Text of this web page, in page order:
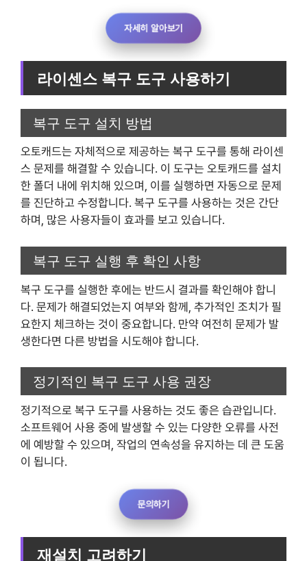
자세히 알아보기
라이센스 복구 도구 사용하기
복구 도구 설치 방법
오토캐드는 자체적으로 제공하는 복구 도구를 통해 라이센
스 문제를 해결할 수 있습니다. 이 도구는 오토캐드를 설치
한 폴더 내에 위치해 있으며, 이를 실행하면 자동으로 문제
를 진단하고 수정합니다. 복구 도구를 사용하는 것은 간단
하며, 많은 사용자들이 효과를 보고 있습니다.
복구 도구 실행 후 확인 사항
복구 도구를 실행한 후에는 반드시 결과를 확인해야 합니
다. 문제가 해결되었는지 여부와 함께, 추가적인 조치가 필
요한지 체크하는 것이 중요합니다. 만약 여전히 문제가 발
생한다면 다른 방법을 시도해야 합니다.
정기적인 복구 도구 사용 권장
정기적으로 복구 도구를 사용하는 것도 좋은 습관입니다.
소프트웨어 사용 중에 발생할 수 있는 다양한 오류를 사전
에 예방할 수 있으며, 작업의 연속성을 유지하는 데 큰 도움
이 됩니다.
문의하기
재설치 고려하기